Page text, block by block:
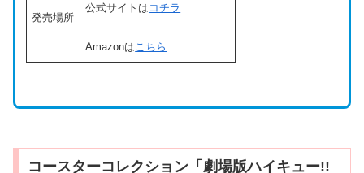
発売場所
公式サイトは コチラ
Amazonは こちら
コースターコレクション「劇場版ハイキュー!!